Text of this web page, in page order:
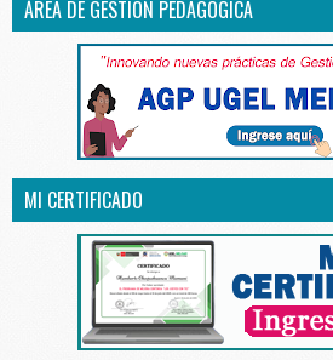
ÁREA DE GESTIÓN PEDAGÓGICA
MI CERTIFICADO